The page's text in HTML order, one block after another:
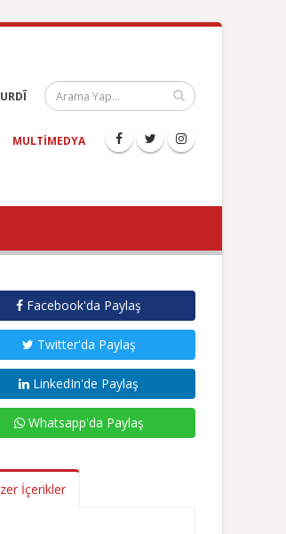
MULTIMEDYA
Facebook'da Paylaş
Twitter'da Paylaş
LinkedIn'de Paylaş
Whatsapp'da Paylaş
İçerikler